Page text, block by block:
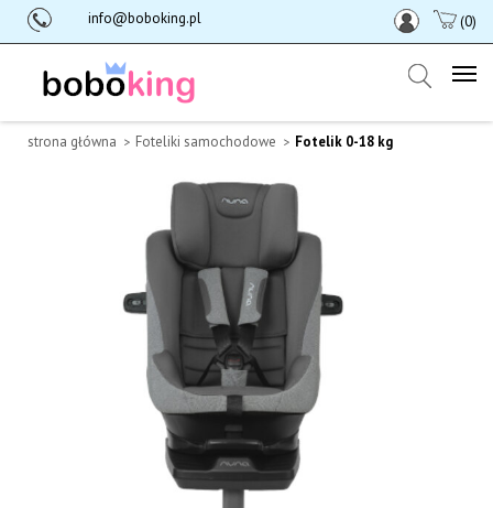
info@boboking.pl (0)
strona główna Foteliki samochodowe Fotelik 0-18 kg